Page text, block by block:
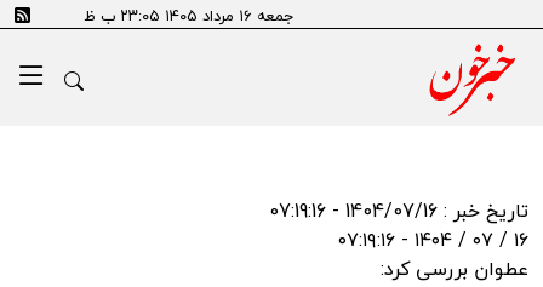
جمعه ۱۶ مرداد ۱۴۰۵ ۲۳:۰۵ ب ظ
تاریخ خبر : 1404/07/16 - 07:19:16
۱۶ / ۰۷ / ۱۴۰۴ - ۰۷:۱۹:۱۶
عطوان بررسی کرد: